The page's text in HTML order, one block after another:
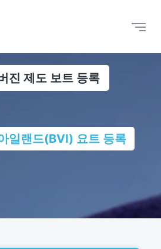
진 제도 보트 등록
일랜드(BVI) 요트 등록